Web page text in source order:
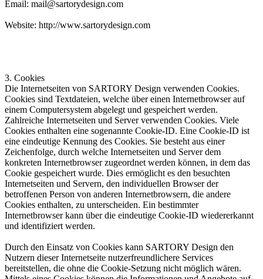
Email: mail@sartorydesign.com
Website: http://www.sartorydesign.com
3. Cookies
Die Internetseiten von SARTORY Design verwenden Cookies.
Cookies sind Textdateien, welche über einen Internetbrowser auf
einem Computersystem abgelegt und gespeichert werden.
Zahlreiche Internetseiten und Server verwenden Cookies. Viele
Cookies enthalten eine sogenannte Cookie-ID. Eine Cookie-ID ist
eine eindeutige Kennung des Cookies. Sie besteht aus einer
Zeichenfolge, durch welche Internetseiten und Server dem
konkreten Internetbrowser zugeordnet werden können, in dem das
Cookie gespeichert wurde. Dies ermöglicht es den besuchten
Internetseiten und Servern, den individuellen Browser der
betroffenen Person von anderen Internetbrowsern, die andere
Cookies enthalten, zu unterscheiden. Ein bestimmter
Internetbrowser kann über die eindeutige Cookie-ID wiedererkannt
und identifiziert werden.
Durch den Einsatz von Cookies kann SARTORY Design den
Nutzern dieser Internetseite nutzerfreundlichere Services
bereitstellen, die ohne die Cookie-Setzung nicht möglich wären.